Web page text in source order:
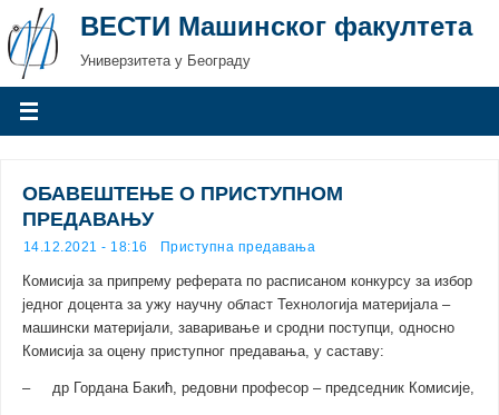
ВЕСТИ Машинског факултета
Универзитета у Београду
ОБАВЕШТЕЊЕ О ПРИСТУПНОМ
ПРЕДАВАЊУ
14.12.2021 - 18:16 Приступна предавања
Комисија за припрему реферата по расписаном конкурсу за избор
једног доцента за ужу научну област Технологија материјала –
машински материјали, заваривање и сродни поступци, односно
Комисија за оцену приступног предавања, у саставу:
– др Гордана Бакић, редовни професор – председник Комисије,